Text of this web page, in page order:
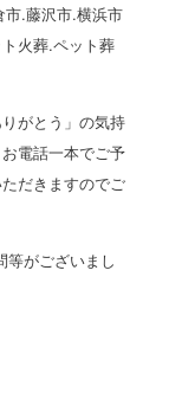
.藤沢市.横浜市
火葬.ペット葬
がとう」の気持
電話一本でご予
だきますのでご
等がございまし